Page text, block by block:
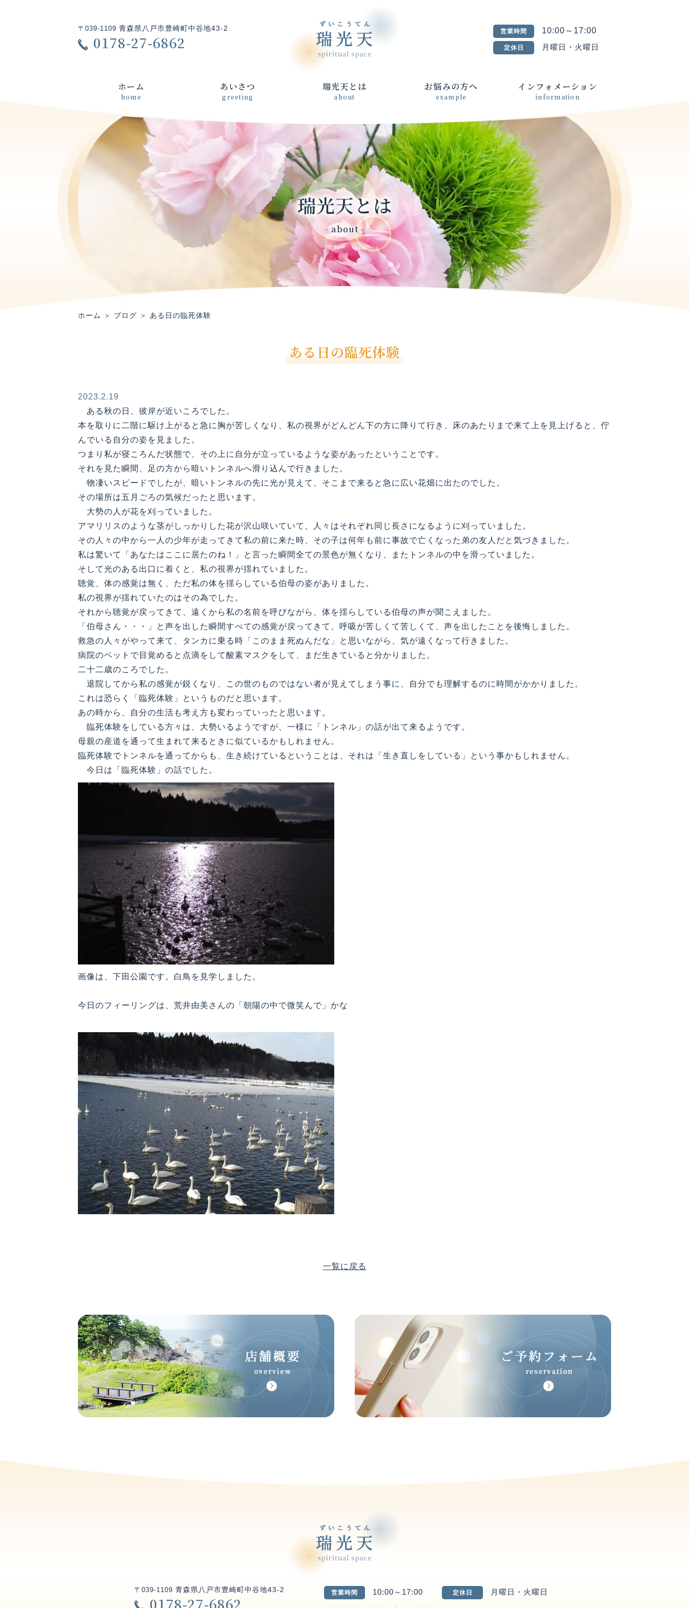
〒039-1109 青森県八戸市豊崎町中谷地43-2
0178-27-6862
営業時間 10:00～17:00
定休日 月曜日・火曜日
ホーム
home
あいさつ
greeting
瑞光天とは
about
お悩みの方へ
example
インフォメーション
information
瑞光天とは
- about -
ホーム ＞ ブログ ＞ ある日の臨死体験
ある日の臨死体験
2023.2.19
ある秋の日、彼岸が近いころでした。
本を取りに二階に駆け上がると急に胸が苦しくなり、私の視界がどんどん下の方に降りて行き、床のあたりまで来て上を見上げると、佇
んでいる自分の姿を見ました。
つまり私が寝ころんだ状態で、その上に自分が立っているような姿があったということです。
それを見た瞬間、足の方から暗いトンネルへ滑り込んで行きました。
物凄いスピードでしたが、暗いトンネルの先に光が見えて、そこまで来ると急に広い花畑に出たのでした。
その場所は五月ごろの気候だったと思います。
大勢の人が花を刈っていました。
アマリリスのような茎がしっかりした花が沢山咲いていて、人々はそれぞれ同じ長さになるように刈っていました。
その人々の中から一人の少年が走ってきて私の前に来た時、その子は何年も前に事故で亡くなった弟の友人だと気づきました。
私は驚いて「あなたはここに居たのね！」と言った瞬間全ての景色が無くなり、またトンネルの中を滑っていました。
そして光のある出口に着くと、私の視界が揺れていました。
聴覚、体の感覚は無く、ただ私の体を揺らしている伯母の姿がありました。
私の視界が揺れていたのはその為でした。
それから聴覚が戻ってきて、遠くから私の名前を呼びながら、体を揺らしている伯母の声が聞こえました。
「伯母さん・・・」と声を出した瞬間すべての感覚が戻ってきて、呼吸が苦しくて苦しくて、声を出したことを後悔しました。
救急の人々がやって来て、タンカに乗る時「このまま死ぬんだな」と思いながら、気が遠くなって行きました。
病院のベットで目覚めると点滴をして酸素マスクをして、まだ生きていると分かりました。
二十二歳のころでした。
退院してから私の感覚が鋭くなり、この世のものではない者が見えてしまう事に、自分でも理解するのに時間がかかりました。
これは恐らく「臨死体験」というものだと思います。
あの時から、自分の生活も考え方も変わっていったと思います。
臨死体験をしている方々は、大勢いるようですが、一様に「トンネル」の話が出て来るようです。
母親の産道を通って生まれて来るときに似ているかもしれません。
臨死体験でトンネルを通ってからも、生き続けているということは、それは「生き直しをしている」という事かもしれません。
今日は「臨死体験」の話でした。
画像は、下田公園です。白鳥を見学しました。
今日のフィーリングは、荒井由美さんの「朝陽の中で微笑んで」かな
一覧に戻る
〒039-1109 青森県八戸市豊崎町中谷地43-2 営業時間 10:00～17:00 定休日 月曜日・火曜日